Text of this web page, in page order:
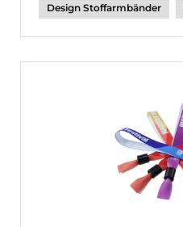
Design Stoffarmbänder